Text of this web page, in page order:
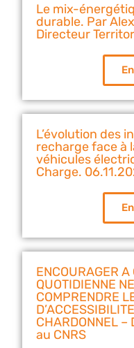
Le mix-
durable. Par
Directeur
L’évolution des
recharge face à
véhicules
Charge.
ENCOURAGER
QUOTIDIENNE
COMPRENDRE
CHARDONNEL
au CNRS